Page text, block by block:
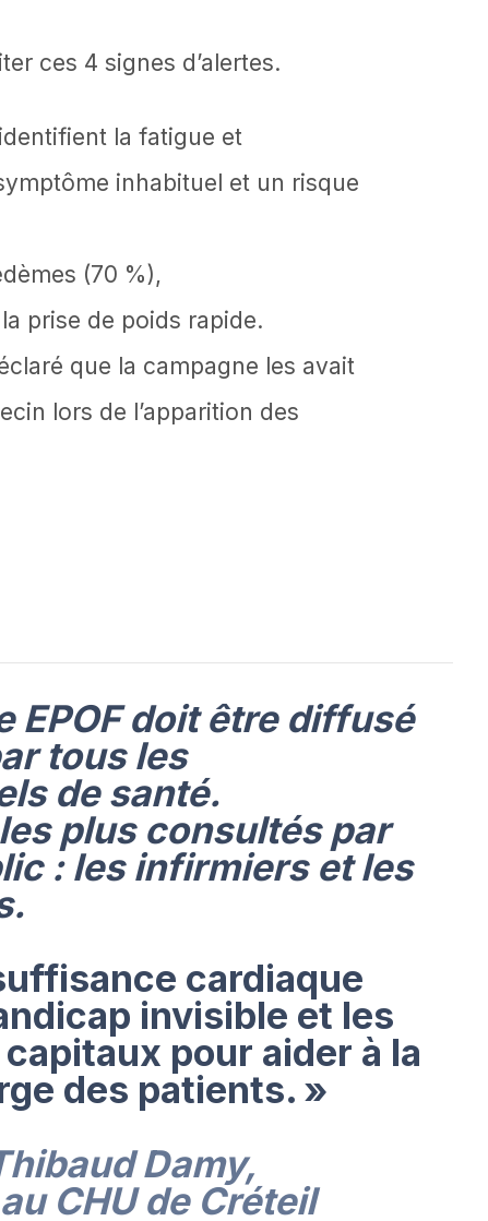
ces 4 signes d’alertes.
la fatigue et
inhabituel et un risque
(70 %),
prise de poids rapide.
que la campagne les avait
lors de l’apparition des
EPOF doit être diffusé
tous les
de santé.
plus consultés par
: les infirmiers et les
cardiaque
invisible et les
pour aider à la
des patients. »
Damy,
CHU de Créteil